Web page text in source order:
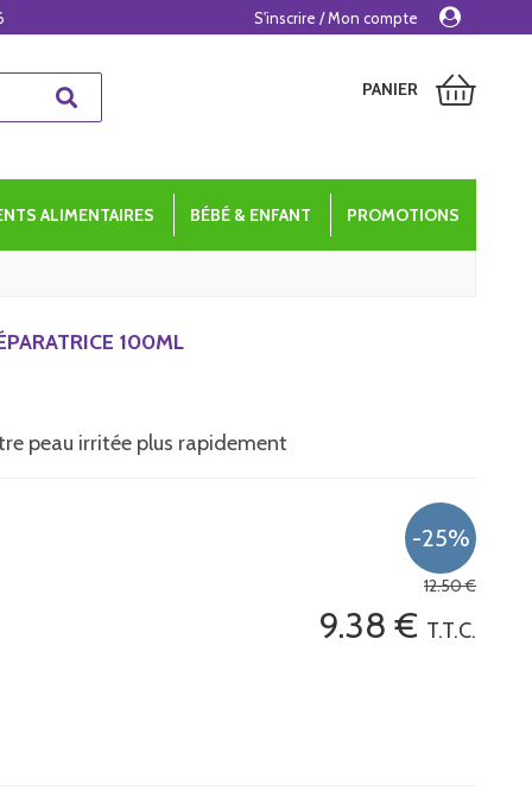
PANIER
ALIMENTAIRES BÉBÉ & ENFANT PROMOTIONS
100ML
peau irritée plus rapidement
12.50€
9.38 € T.T.C.
S'inscrire / Mon compte